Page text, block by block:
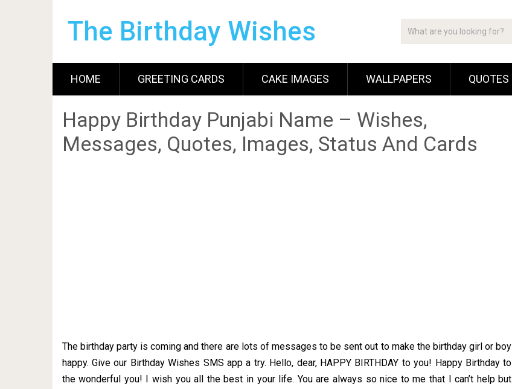
The Birthday Wishes
HOME GREETING CARDS CAKE IMAGES WALLPAPERS QUOTES
Happy Birthday Punjabi Name – Wishes,
Messages, Quotes, Images, Status And Cards
The birthday party is coming and there are lots of messages to be sent out to make the birthday girl or boy
happy. Give our Birthday Wishes SMS app a try. Hello, dear, HAPPY BIRTHDAY to you! Happy Birthday to
the wonderful you! I wish you all the best in your life. You are always so nice to me that I can’t help but